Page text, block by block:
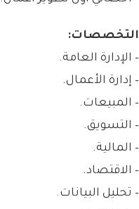
التخصصات:
– الإدارة العامة.
– إدارة الأعمال.
– المبيعات.
– التسويق.
– المالية.
– الاقتصاد.
– تحليل البيانات.